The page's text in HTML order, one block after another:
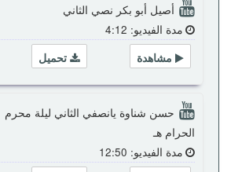
أصيل أبو بكر نصي الثاني
مدة الفيديو: 4:12
تحميل
مشاهدة
حسن شناوة يانصفي الثاني ليلة محرم
الحرام هـ
مدة الفيديو: 12:50